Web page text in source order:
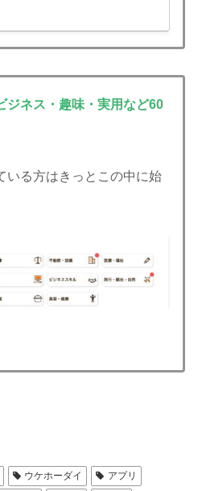
ジネス・趣味・実用など60
いる方はきっとこの中に始
ウケホーダイ
アプリ